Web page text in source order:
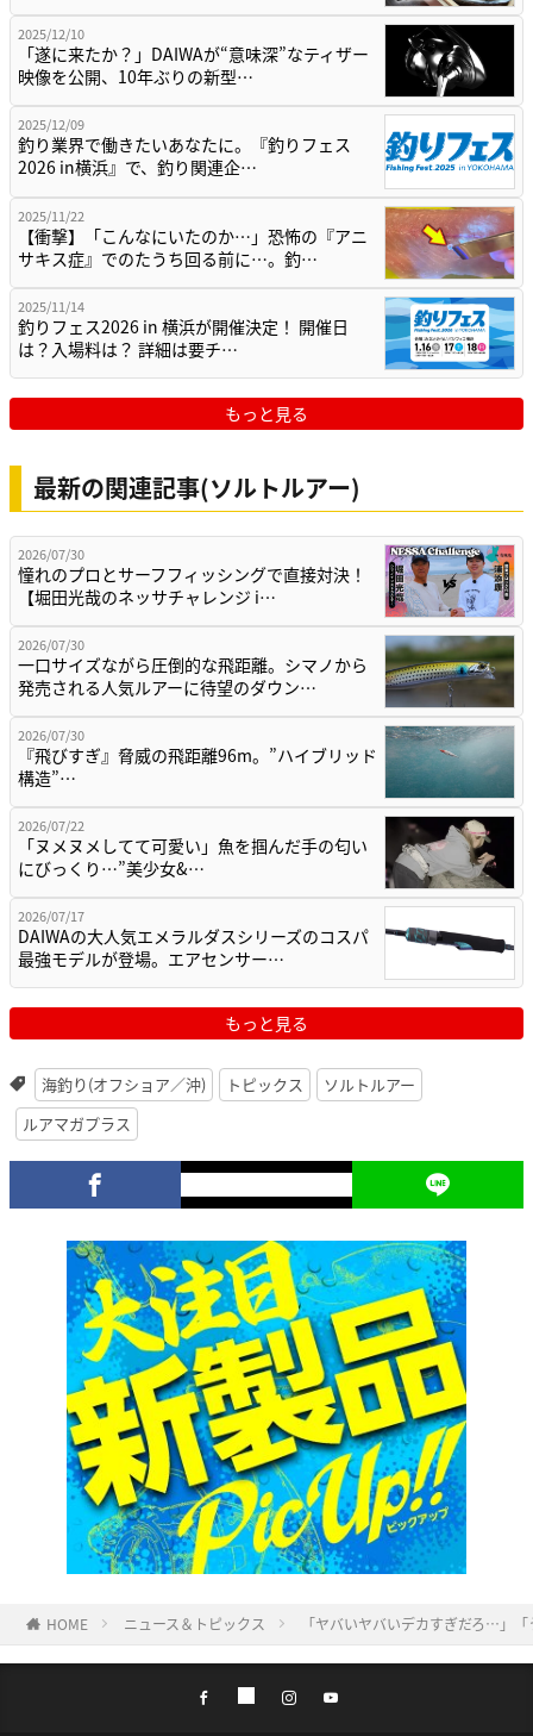
2025/12/10
「遂に来たか？」DAIWAが“意味深”なティザー
映像を公開、10年ぶりの新型…
2025/12/09
釣り業界で働きたいあなたに。『釣りフェス
2026 in横浜』で、釣り関連企…
2025/11/22
【衝撃】「こんなにいたのか…」恐怖の『アニ
サキス症』でのたうち回る前に…。釣…
2025/11/14
釣りフェス2026 in 横浜が開催決定！ 開催日
は？入場料は？ 詳細は要チ…
もっと見る
最新の関連記事(ソルトルアー)
2026/07/30
憧れのプロとサーフフィッシングで直接対決！
【堀田光哉のネッサチャレンジ i…
2026/07/30
一口サイズながら圧倒的な飛距離。シマノから
発売される人気ルアーに待望のダウン…
2026/07/30
『飛びすぎ』脅威の飛距離96m。”ハイブリッド
構造”…
2026/07/22
「ヌメヌメしてて可愛い」魚を掴んだ手の匂い
にびっくり…”美少女&…
2026/07/17
DAIWAの大人気エメラルダスシリーズのコスパ
最強モデルが登場。エアセンサー…
もっと見る
海釣り(オフショア／沖) トピックス
ソルトルアー
ルアマガプラス
HOME ニュース＆トピックス 「ヤバいヤバいデカすぎだろ…」